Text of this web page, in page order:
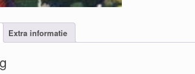
Extra informatie